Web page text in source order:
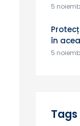
5
în
5
Tags